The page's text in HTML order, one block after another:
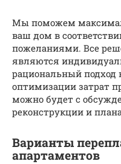
Мы поможем
ваш дом в
пожеланиями. Все
являются
рациональный
оптимизации затрат
можно будет с
реконструкции и
Варианты
апартаментов